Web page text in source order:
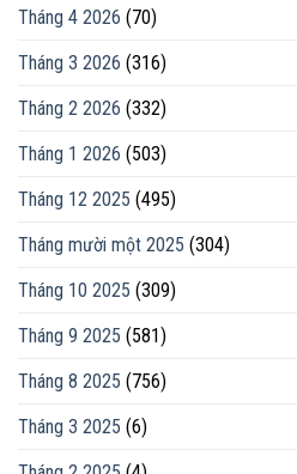
Tháng 4 2026 (70)
Tháng 3 2026 (316)
Tháng 2 2026 (332)
Tháng 1 2026 (503)
Tháng 12 2025 (495)
Tháng mười một 2025 (304)
Tháng 10 2025 (309)
Tháng 9 2025 (581)
Tháng 8 2025 (756)
Tháng 3 2025 (6)